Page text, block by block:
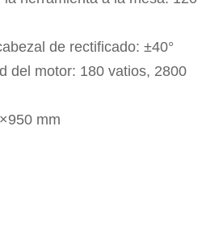
de rectificado: ±40°
del motor: 180 vatios, 2800
mm